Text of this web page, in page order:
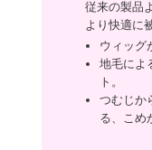
従来の製品
より快適に
ウィッグ
地毛によ
ト。
つむじか
る、こめ